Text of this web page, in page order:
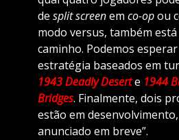
de split screenem co-opou
modo versus, também está
caminho. Podemos
estratégia baseados em
1943 Deadly Deserte 1944
Bridges. Finalmente, dois
estão em
anunciado em breve”.